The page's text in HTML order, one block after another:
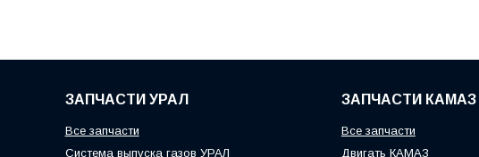
ЗАПЧАСТИ УРАЛ
Все запчасти
Система выпуска газов УРАЛ
ЗАПЧАСТИ КАМАЗ
Все запчасти
Двигать КАМАЗ